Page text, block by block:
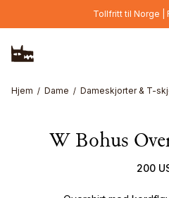
Hopp til hovedinnholdTollfritt til Norge |
Hjem Dame Dameskjorter & T-
W Bohus
200